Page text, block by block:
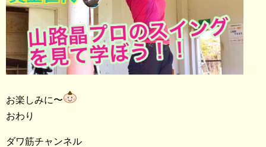
お楽しみに〜
おわり
ダワ筋チャンネル